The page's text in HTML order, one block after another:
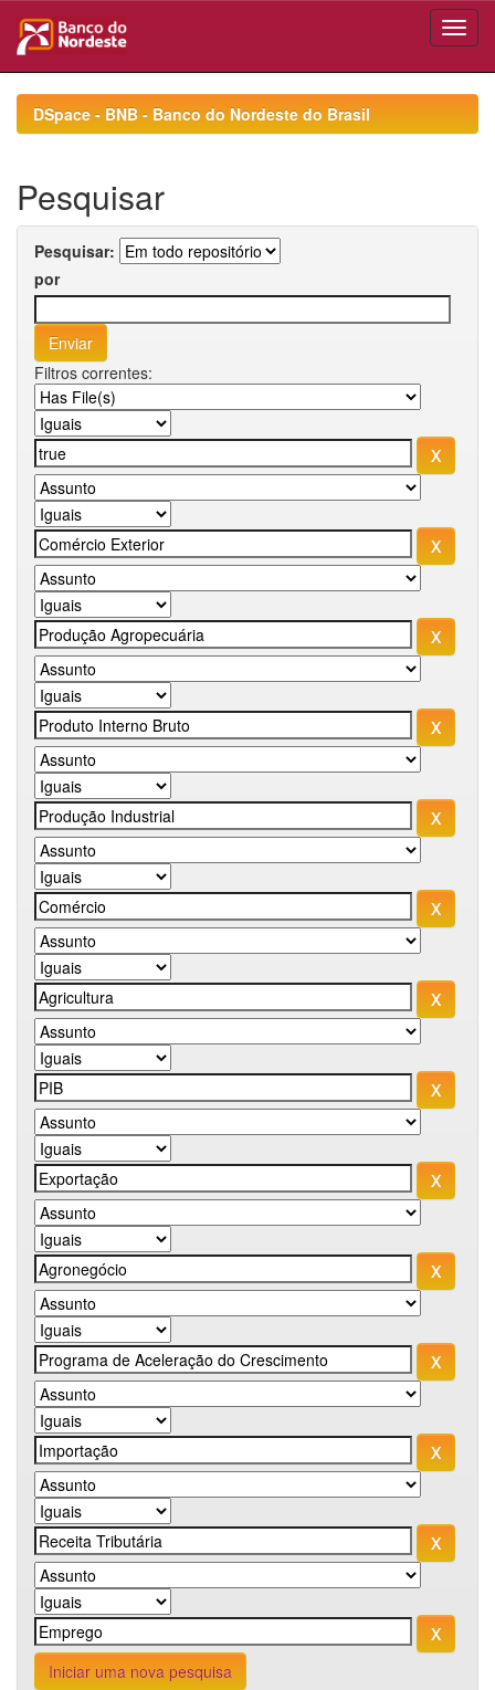
navigationDSpace - BNB - Banco do Nordeste do Brasil
Pesquisar
Pesquisar:
por
Filtros correntes:
Iniciar uma nova pesquisa